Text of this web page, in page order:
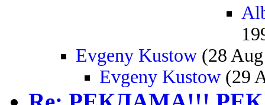
Evgeny Kustow (28
Evgeny Kustow (29